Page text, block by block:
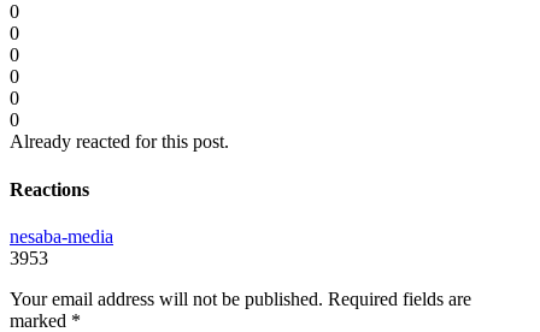
0
0
0
0
0
0
Already reacted for this post.
Reactions
nesaba-media
3953
Your email address will not be published. Required fields are
marked *